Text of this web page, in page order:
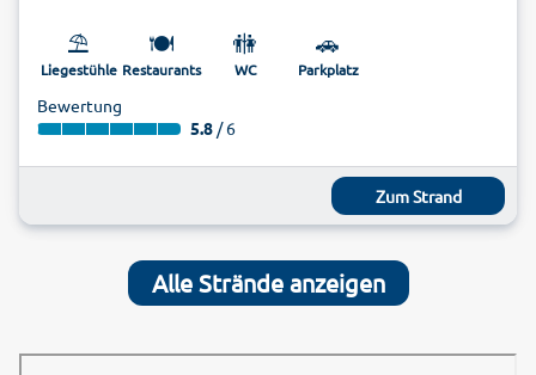
⛱️
Liegestühle
🍽️
Restaurants
🚻
WC
🚗
Parkplatz
Bewertung
5.8 / 6
Zum Strand
Alle Strände anzeigen